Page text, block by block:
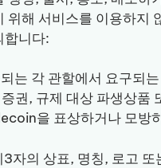
위해 서비스를 이용하지
합니다:
는 각 관할에서 요구되
권, 규제 대상 파생상품
을 표상하거나 모방
자의 상표, 명칭, 로고 또